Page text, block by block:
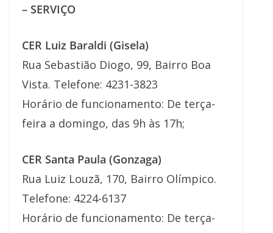
– SERVIÇO
CER Luiz Baraldi (Gisela)
Rua Sebastião Diogo, 99, Bairro Boa
Vista. Telefone: 4231-3823
Horário de funcionamento: De terça-
feira a domingo, das 9h às 17h;
CER Santa Paula (Gonzaga)
Rua Luiz Louzã, 170, Bairro Olímpico.
Telefone: 4224-6137
Horário de funcionamento: De terça-